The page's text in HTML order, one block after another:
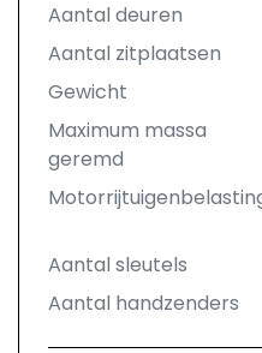
Aantal deuren
Aantal zitplaatsen
Gewicht
Maximum massa
geremd
Aantal sleutels
Aantal handzenders